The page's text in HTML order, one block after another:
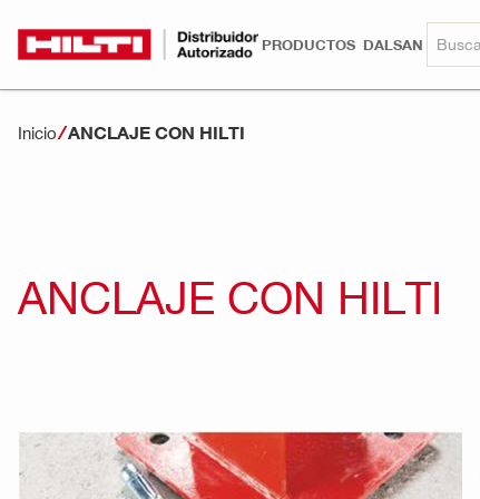
PRODUCTOS DALSAN
Inicio ANCLAJE CON HILTI
ANCLAJE CON HILTI